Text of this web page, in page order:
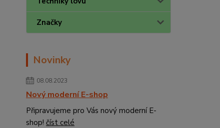
Značky
Novinky
08.08.2023
Nový moderní E-shop
Připravujeme pro Vás nový moderní E-
shop! číst celé